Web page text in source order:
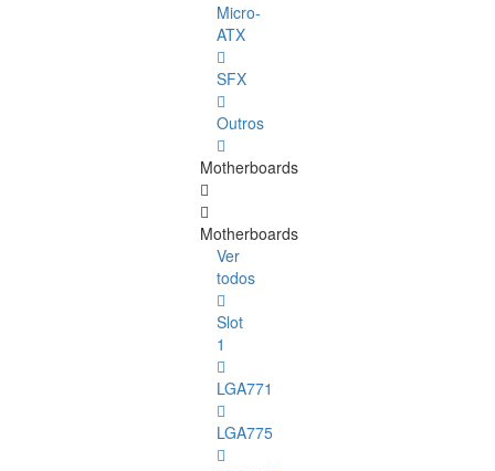
Micro-
ATX
SFX
Outros
Motherboards
Motherboards
Ver
todos
Slot
1
LGA771
LGA775